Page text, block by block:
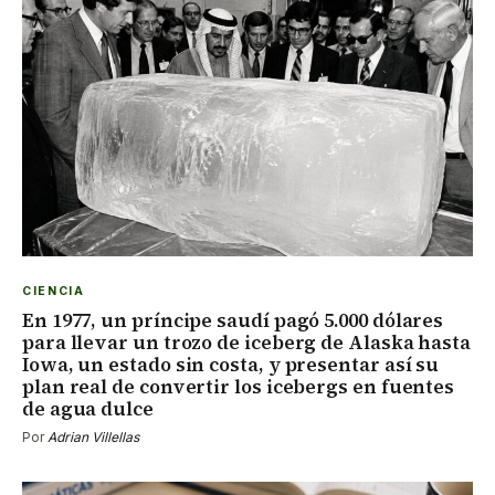
CIENCIA
En 1977, un príncipe saudí pagó 5.000 dólares
para llevar un trozo de iceberg de Alaska hasta
Iowa, un estado sin costa, y presentar así su
plan real de convertir los icebergs en fuentes
de agua dulce
PorAdrian Villellas